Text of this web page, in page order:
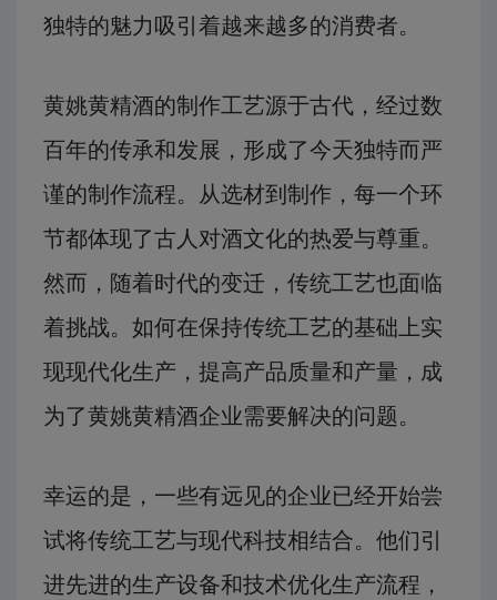
独特的魅力吸引着越来越多的消费者。
黄姚黄精酒的制作工艺源于古代，经过数
百年的传承和发展，形成了今天独特而严
谨的制作流程。从选材到制作，每一个环
节都体现了古人对酒文化的热爱与尊重。
然而，随着时代的变迁，传统工艺也面临
着挑战。如何在保持传统工艺的基础上实
现现代化生产，提高产品质量和产量，成
为了黄姚黄精酒企业需要解决的问题。
幸运的是，一些有远见的企业已经开始尝
试将传统工艺与现代科技相结合。他们引
进先进的生产设备和技术优化生产流程，